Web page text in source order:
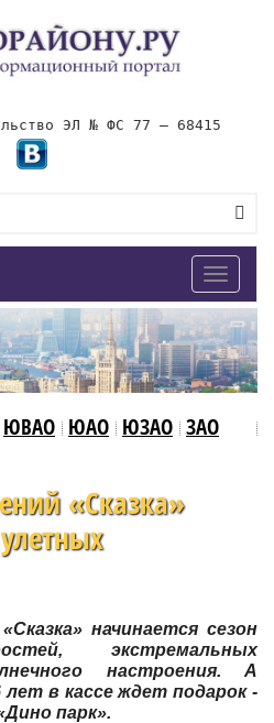
ЭЛ № ФС 77 – 68415
Toggle
ЮВАО ЮАО ЮЗАО ЗАО
«Сказка»
начинается сезон
экстремальных
настроения. А
лет в кассе ждет подарок -
парк».